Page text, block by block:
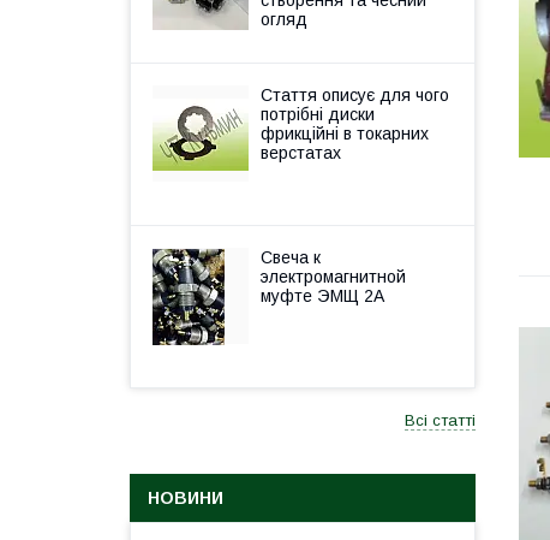
огляд
Стаття описує для чого
потрібні диски
фрикційні в токарних
верстатах
Свеча к
электромагнитной
муфте ЭМЩ 2А
Всі статті
НОВИНИ